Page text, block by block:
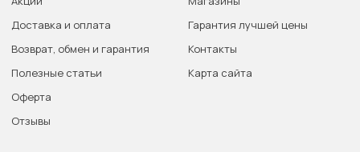
Доставка и оплата
Возврат, обмен и гарантия
Полезные статьи
Оферта
Отзывы
Гарантия лучшей цены
Контакты
Карта сайта